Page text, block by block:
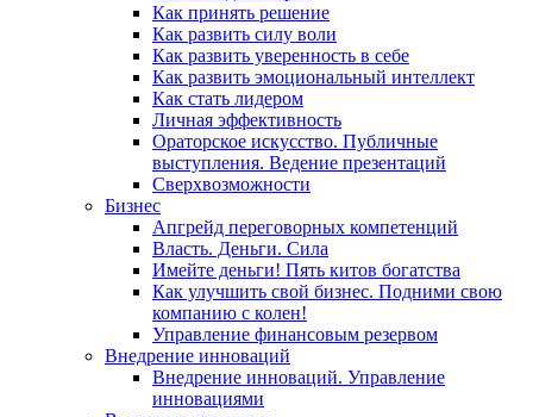
Как принять решение
Как развить силу воли
Как развить уверенность в себе
Как развить эмоциональный интеллект
Как стать лидером
Личная эффективность
Ораторское искусство. Публичные
выступления. Ведение презентаций
Сверхвозможности
Бизнес
Апгрейд переговорных компетенций
Власть. Деньги. Сила
Имейте деньги! Пять китов богатства
Как улучшить свой бизнес. Подними свою
компанию с колен!
Управление финансовым резервом
Внедрение инноваций
Внедрение инноваций. Управление
инновациями